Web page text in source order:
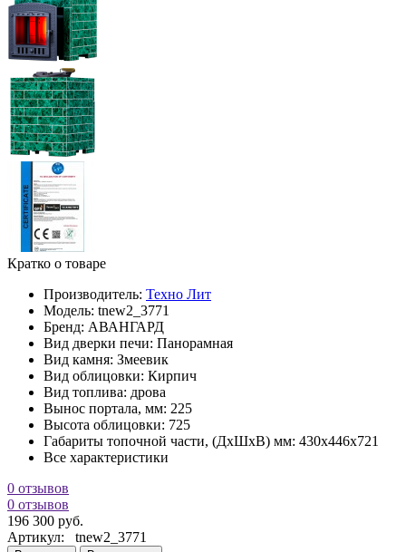
Кратко о товаре
Производитель: Техно Лит
Модель: tnew2_3771
Бренд: АВАНГАРД
Вид дверки печи: Панорамная
Вид камня: Змеевик
Вид облицовки: Кирпич
Вид топлива: дрова
Вынос портала, мм: 225
Высота облицовки: 725
Габариты топочной части, (ДхШхВ) мм: 430х446х721
Все характеристики
0 отзывов
0 отзывов
196 300 руб.
Артикул: tnew2_3771